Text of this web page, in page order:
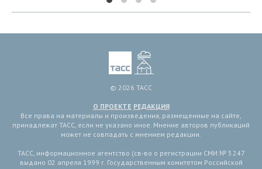
© 2026 ТАСС
О ПРОЕКТЕ РЕДАКЦИЯ
Все права на материалы и произведения, размещенные на сайте,
принадлежат ТАСС, если не указано иное. Мнение авторов публикаций
может не совпадать с мнением редакции.
ТАСС, информационное агентство (св-во о регистрации СМИ № 3 247
выдано 02 апреля 1999 г. Государственным комитетом Российской